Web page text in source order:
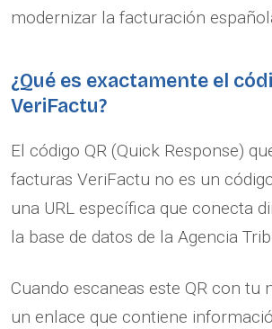
modernizar la facturación
¿Qué es exactamente el
VeriFactu?
El código QR (Quick Response)
facturas VeriFactu no es un
una URL específica que conecta
la base de datos de la Agencia
Cuando escaneas este QR con tu
un enlace que contiene